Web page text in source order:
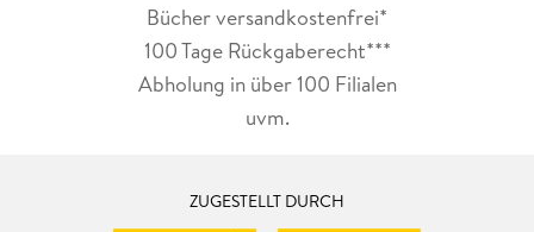
Bücher versandkostenfrei*
100 Tage Rückgaberecht***
Abholung in über 100 Filialen
uvm.
ZUGESTELLT DURCH